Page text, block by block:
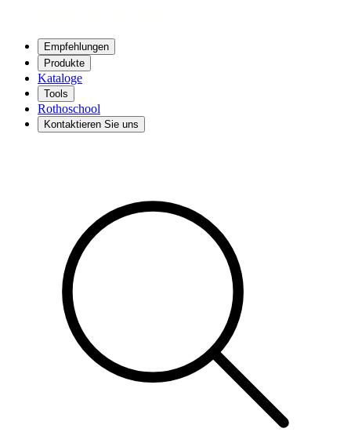
Empfehlungen
Produkte
Kataloge
Tools
Rothoschool
Kontaktieren Sie uns